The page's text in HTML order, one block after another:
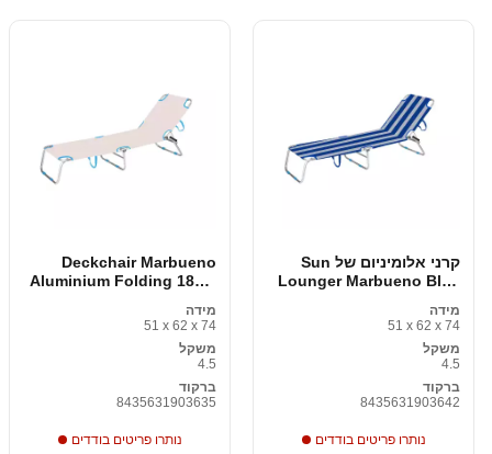
Deckchair Marbueno
Aluminium Folding 187 x
מידה
51 x 62 x 74
משקל
4.5
ברקוד
8435631903635
נותרו פריטים בודדים
קרני אלומיניום של Sun
Lounger Marbueno Blue
מידה
51 x 62 x 74
משקל
4.5
ברקוד
8435631903642
נותרו פריטים בודדים